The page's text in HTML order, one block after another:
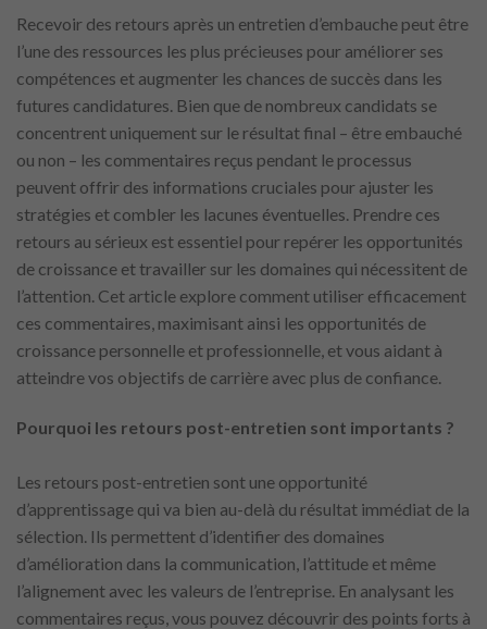
Recevoir des retours après un entretien d’embauche peut être
l’une des ressources les plus précieuses pour améliorer ses
compétences et augmenter les chances de succès dans les
futures candidatures. Bien que de nombreux candidats se
concentrent uniquement sur le résultat final – être embauché
ou non – les commentaires reçus pendant le processus
peuvent offrir des informations cruciales pour ajuster les
stratégies et combler les lacunes éventuelles. Prendre ces
retours au sérieux est essentiel pour repérer les opportunités
de croissance et travailler sur les domaines qui nécessitent de
l’attention. Cet article explore comment utiliser efficacement
ces commentaires, maximisant ainsi les opportunités de
croissance personnelle et professionnelle, et vous aidant à
atteindre vos objectifs de carrière avec plus de confiance.
Pourquoi les retours post-entretien sont importants ?
Les retours post-entretien sont une opportunité
d’apprentissage qui va bien au-delà du résultat immédiat de la
sélection. Ils permettent d’identifier des domaines
d’amélioration dans la communication, l’attitude et même
l’alignement avec les valeurs de l’entreprise. En analysant les
commentaires reçus, vous pouvez découvrir des points forts à